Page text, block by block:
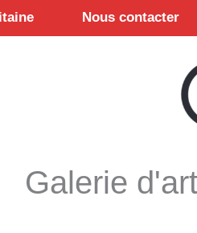
Nous contacter
Galerie